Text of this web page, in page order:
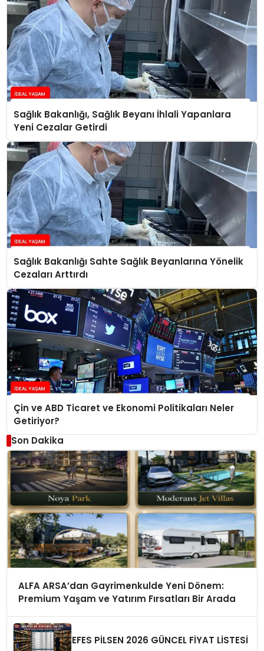
Sağlık Bakanlığı, Sağlık Beyanı İhlali Yapanlara
Yeni Cezalar Getirdi
Sağlık Bakanlığı Sahte Sağlık Beyanlarına Yönelik
Cezaları Arttırdı
Çin ve ABD Ticaret ve Ekonomi Politikaları Neler
Getiriyor?
Son Dakika
ALFA ARSA’dan Gayrimenkulde Yeni Dönem:
Premium Yaşam ve Yatırım Fırsatları Bir Arada
EFES PİLSEN 2026 GÜNCEL FİYAT LİSTESİ